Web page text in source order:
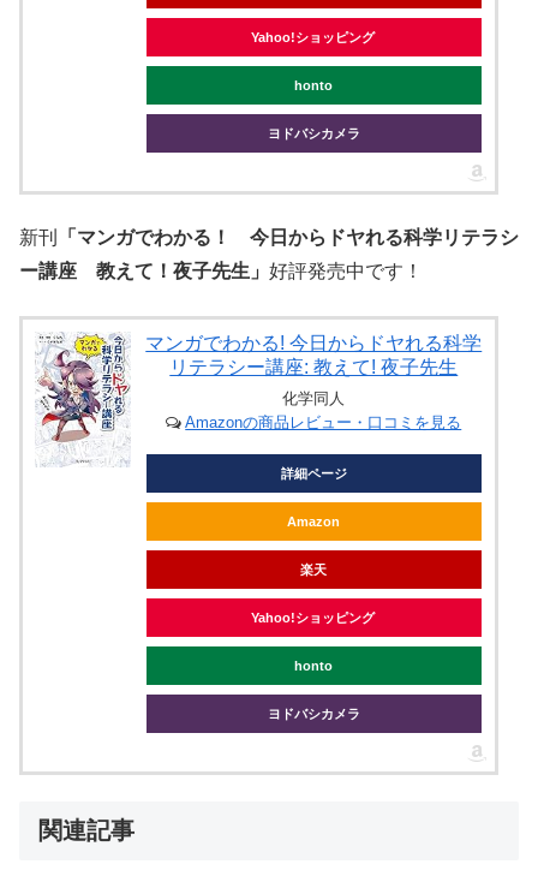
Yahoo!ショッピング
honto
ヨドバシカメラ
新刊
「マンガでわかる！ 今日からドヤれる科学リテラシ
ー講座 教えて！夜子先生」 好評発売中です！
マンガでわかる! 今日からドヤれる科学
リテラシー講座: 教えて! 夜子先生
化学同人
Amazonの商品レビュー・口コミを見る
詳細ページ
Amazon
楽天
Yahoo!ショッピング
honto
ヨドバシカメラ
関連記事